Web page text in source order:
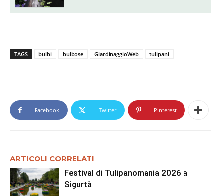
TAGS bulbi bulbose GiardinaggioWeb tulipani
Facebook Twitter Pinterest
ARTICOLI CORRELATI
Festival di Tulipanomania 2026 a
Sigurtà